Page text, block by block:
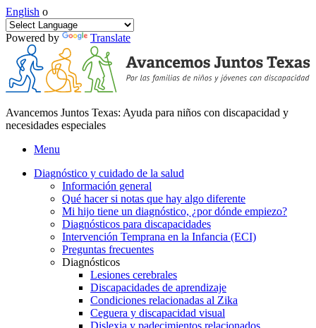
English o
Powered by Translate
Avancemos Juntos Texas: Ayuda para niños con discapacidad y
necesidades especiales
Menu
Diagnóstico y cuidado de la salud
Información general
Qué hacer si notas que hay algo diferente
Mi hijo tiene un diagnóstico, ¿por dónde empiezo?
Diagnósticos para discapacidades
Intervención Temprana en la Infancia (ECI)
Preguntas frecuentes
Diagnósticos
Lesiones cerebrales
Discapacidades de aprendizaje
Condiciones relacionadas al Zika
Ceguera y discapacidad visual
Dislexia y padecimientos relacionados